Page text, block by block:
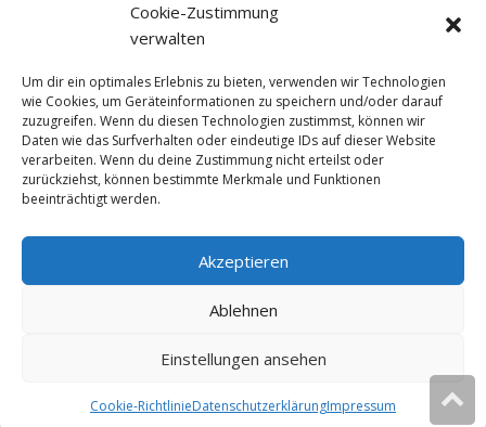
Cookie-Zustimmung
verwalten
Um dir ein optimales Erlebnis zu bieten, verwenden wir Technologien
wie Cookies, um Geräteinformationen zu speichern und/oder darauf
zuzugreifen. Wenn du diesen Technologien zustimmst, können wir
Daten wie das Surfverhalten oder eindeutige IDs auf dieser Website
verarbeiten. Wenn du deine Zustimmung nicht erteilst oder
zurückziehst, können bestimmte Merkmale und Funktionen
beeinträchtigt werden.
Akzeptieren
Ablehnen
Einstellungen ansehen
Cookie-RichtlinieDatenschutzerklärungImpressum
schwierig ist gutes Webhosting zu finden: Bei
vielen Anbietern ärgert man sich über
Serverausfälleoder überlangsame
Ladezeiten. Deswegen habe ich im Mai 2016
angefangen, die bekanntesten Webhoster
systematisch zu testen und deren
Erreichbarkeit und Ladezeit für eine typische
Website basierend auf dem beliebten CMS-
System WordPress zu protokollieren. Auf
WebhosterWissen.de werte ich diese
Messungen kontinuierlich aus und gebe euch
unabhängige Empfehlungen für den idealen
© 2026WebhosterWissen.de
Diese Website verwendet Cookies. Ok Weitere Infos